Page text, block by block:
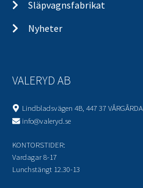
Släpvagnsfabrikat
Nyheter
VALERYD AB
Lindbladsvägen 4B, 447 37 VÅRGÅRDA
info@valeryd.se
KONTORSTIDER:
Vardagar 8-17
Lunchstängt 12.30-13